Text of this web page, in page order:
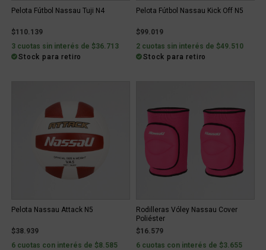
Pelota Fútbol Nassau Tuji N4
$110.139
3 cuotas sin interés de $36.713
Stock para retiro
Pelota Fútbol Nassau Kick Off N5
$99.019
2 cuotas sin interés de $49.510
Stock para retiro
Pelota Nassau Attack N5
$38.939
6 cuotas con interés de $8.585
Rodilleras Vóley Nassau Cover
Poliéster
$16.579
6 cuotas con interés de $3.655